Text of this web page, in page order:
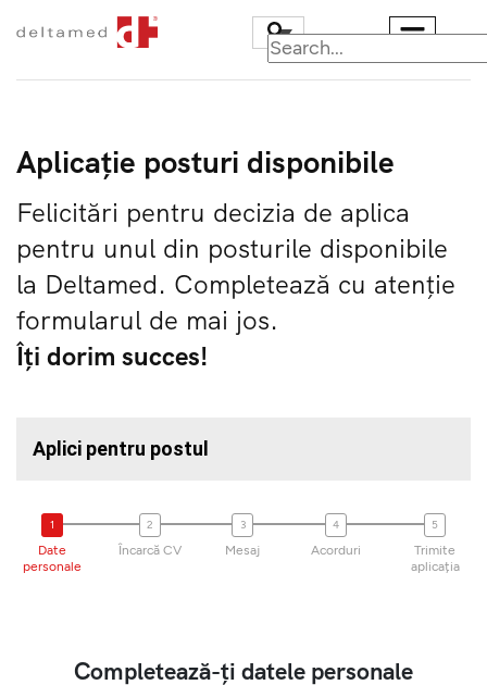
Ambulanțe
Carosări speciale
pompieri
Echipamente
Aplicație posturi disponibile
Felicitări pentru decizia de aplica
pentru unul din posturile disponibile
la Deltamed. Completează cu atenție
formularul de mai jos.
Îți dorim succes!
Aplici pentru postul
Date
personale
Încarcă CV Mesaj Acorduri
Trimite
aplicația
Completează-ți datele personale